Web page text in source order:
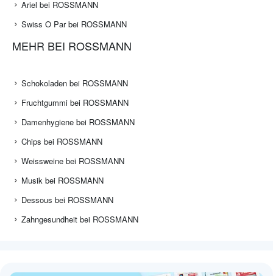
Ariel bei ROSSMANN
Swiss O Par bei ROSSMANN
MEHR BEI ROSSMANN
Schokoladen bei ROSSMANN
Fruchtgummi bei ROSSMANN
Damenhygiene bei ROSSMANN
Chips bei ROSSMANN
Weissweine bei ROSSMANN
Musik bei ROSSMANN
Dessous bei ROSSMANN
Zahngesundheit bei ROSSMANN